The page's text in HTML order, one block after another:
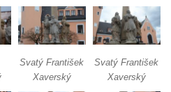
Jáchymově
Valči
v Horní
Svatý František
Xaverský
Svatý František
Xaverský